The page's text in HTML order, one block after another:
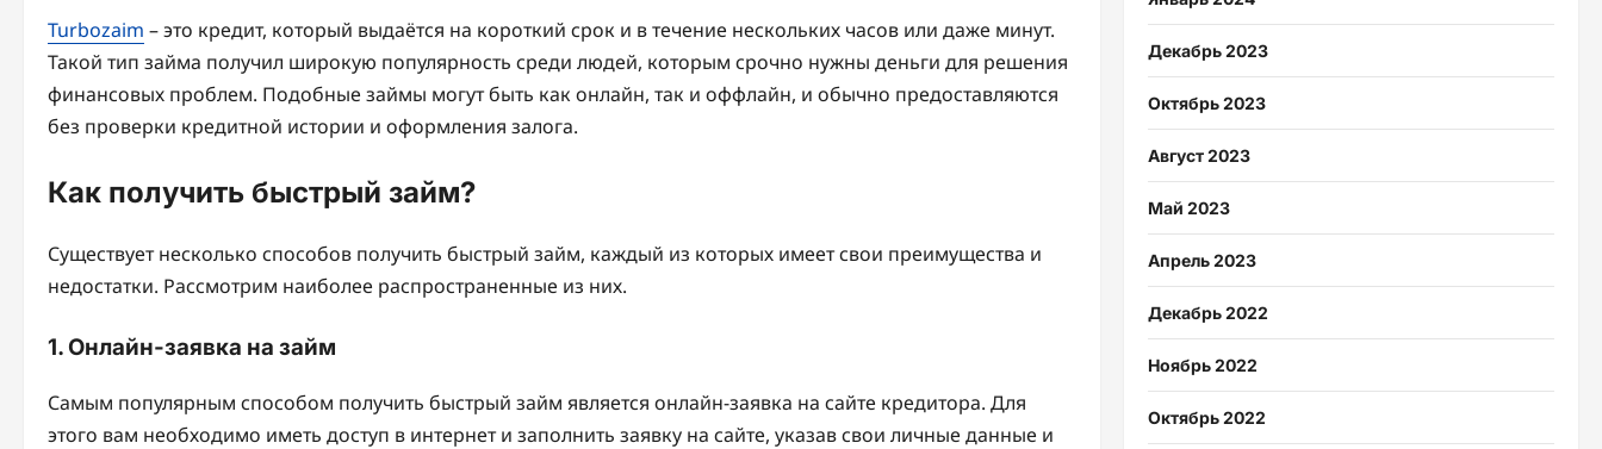
Turbozaim – это кредит, который выдаётся на короткий срок и в течение нескольких часов или даже минут.
Такой тип займа получил широкую популярность среди людей, которым срочно нужны деньги для решения
финансовых проблем. Подобные займы могут быть как онлайн, так и оффлайн, и обычно предоставляются
без проверки кредитной истории и оформления залога.
Как получить быстрый займ?
Существует несколько способов получить быстрый займ, каждый из которых имеет свои преимущества и
недостатки. Рассмотрим наиболее распространенные из них.
1. Онлайн-заявка на займ
Самым популярным способом получить быстрый займ является онлайн-заявка на сайте кредитора. Для
этого вам необходимо иметь доступ в интернет и заполнить заявку на сайте, указав свои личные данные и
Декабрь 2023
Октябрь 2023
Август 2023
Май 2023
Апрель 2023
Декабрь 2022
Ноябрь 2022
Октябрь 2022